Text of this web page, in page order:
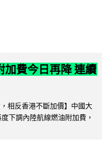
加費今日再降 連續
相反香港不斷加價】中國大
下調內陸航線燃油附加費，